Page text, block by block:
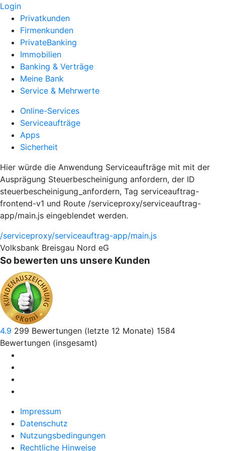
Login
Privatkunden
Firmenkunden
PrivateBanking
Immobilien
Banking & Verträge
Meine Bank
Service & Mehrwerte
Online-Services
Serviceaufträge
Apps
Sicherheit
Hier würde die Anwendung Serviceaufträge mit mit der
Ausprägung Steuerbescheinigung anfordern, der ID
steuerbescheinigung_anfordern, Tag serviceauftrag-
frontend-v1 und Route /serviceproxy/serviceauftrag-
app/main.js eingeblendet werden.
/serviceproxy/serviceauftrag-app/main.js
Volksbank Breisgau Nord eG
So bewerten uns unsere Kunden
4.9 299 Bewertungen (letzte 12 Monate) 1584
Bewertungen (insgesamt)
Impressum
Datenschutz
Nutzungsbedingungen
Rechtliche Hinweise